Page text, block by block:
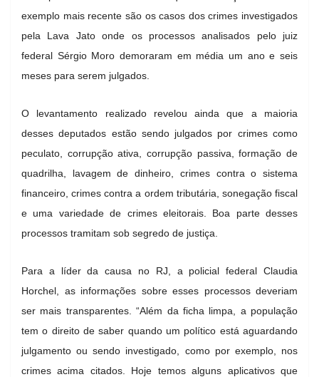
exemplo mais recente são os casos dos crimes investigados
pela Lava Jato onde os processos analisados pelo juiz
federal Sérgio Moro demoraram em média um ano e seis
meses para serem julgados.
O levantamento realizado revelou ainda que a maioria
desses deputados estão sendo julgados por crimes como
peculato, corrupção ativa, corrupção passiva, formação de
quadrilha, lavagem de dinheiro, crimes contra o sistema
financeiro, crimes contra a ordem tributária, sonegação fiscal
e uma variedade de crimes eleitorais. Boa parte desses
processos tramitam sob segredo de justiça.
Para a líder da causa no RJ, a policial federal Claudia
Horchel, as informações sobre esses processos deveriam
ser mais transparentes. “Além da ficha limpa, a população
tem o direito de saber quando um político está aguardando
julgamento ou sendo investigado, como por exemplo, nos
crimes acima citados. Hoje temos alguns aplicativos que